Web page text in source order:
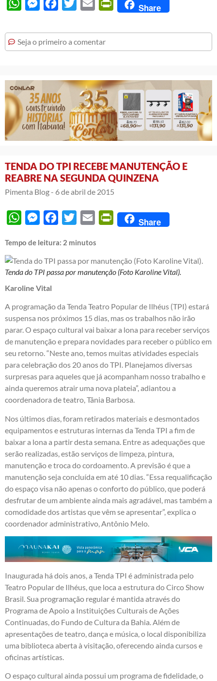
WhatsAppMessengerFacebook
Twitter Email PrintFriendly
Share
Seja o primeiro a comentar
TENDA DO TPI RECEBE MANUTENÇÃO E
REABRE NA SEGUNDA QUINZENA
Pimenta Blog - 6 de abril de 2015
WhatsAppMessengerFacebook
Twitter Email PrintFriendly
Share
Tempo de leitura: 2 minutos
Tenda do TPI passa por manutenção (Foto Karoline Vital).
Karoline Vital
A programação da Tenda Teatro Popular de Ilhéus (TPI) estará
suspensa nos próximos 15 dias, mas os trabalhos não irão
parar. O espaço cultural vai baixar a lona para receber serviços
de manutenção e prepara novidades para receber o público em
seu retorno. “Neste ano, temos muitas atividades especiais
para celebração dos 20 anos do TPI. Planejamos diversas
surpresas para aqueles que já acompanham nosso trabalho e
ainda queremos atrair uma nova plateia”, adiantou a
coordenadora de teatro, Tânia Barbosa.
Nos últimos dias, foram retirados materiais e desmontados
equipamentos e estruturas internas da Tenda TPI a fim de
baixar a lona a partir desta semana. Entre as adequações que
serão realizadas, estão serviços de limpeza, pintura,
manutenção e troca do cordoamento. A previsão é que a
manutenção seja concluída em até 10 dias. “Essa requalificação
do espaço visa não apenas o conforto do público, que poderá
desfrutar de um ambiente ainda mais agradável, mas também a
comodidade dos artistas que vêm se apresentar”, explica o
coordenador administrativo, Antônio Melo.
Inaugurada há dois anos, a Tenda TPI é administrada pelo
Teatro Popular de Ilhéus, que loca a estrutura do Circo Show
Brasil. Sua programação regular é mantida através do
Programa de Apoio a Instituições Culturais de Ações
Continuadas, do Fundo de Cultura da Bahia. Além de
apresentações de teatro, dança e música, o local disponibiliza
uma biblioteca aberta à visitação, oferecendo ainda cursos e
oficinas artísticas.
O espaço cultural ainda possui um programa de fidelidade, o